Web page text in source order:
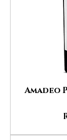
Amadeo